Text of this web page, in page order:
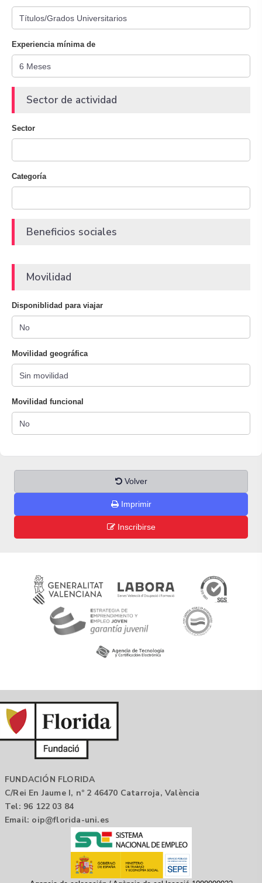
Experiencia mínima de
Sector de actividad
Sector
Categoría
Beneficios sociales
Movilidad
Disponiblidad para viajar
Movilidad geográfica
Movilidad funcional
Volver
Imprimir
Inscribirse
FUNDACIÓN FLORIDA
C/Rei En Jaume I, nº 2 46470 Catarroja, València
Tel: 96 122 03 84
Email: oip@florida-uni.es